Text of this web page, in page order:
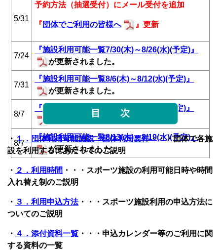
5/31
予約方法（抽選受付）にメール受付を追加
『 団体でご利用の皆様へ 』更新
7/24
『施設利用可能一覧7/30(木)～8/26(水)(予定)』
が更新されました。
7/31
『施設利用可能一覧8/6(木)～8/12(水)(予定)』
が更新されました。
8/7
『施設利用可能一覧8/6(木)～8/12(水)(予定)』
に変更がありました。
8/7
『施設利用可能一覧8/13(木)～8/19(水)(予定)』
が更新されました。
・１．団体利用可能施設・団体利用要件・・・団体で各施
設を利用するにあたってのご説明
・ ２．利用時間 ・・・スポーツ施設の利用可能日時や時間
入れ替え制のご説明
・ ３．利用申込方法・・・スポーツ施設利用の申込方法に
ついてのご説明
・ ４．添付資料一覧 ・・・申込カレンダー等のご利用に関
する資料の一覧